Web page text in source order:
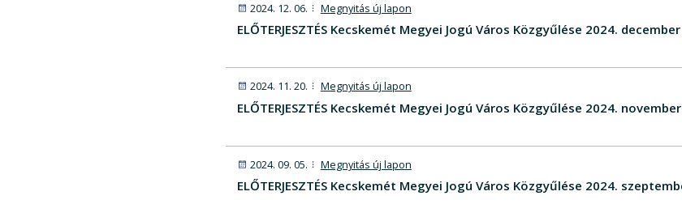
2024. 12. 06. Megnyitás új lapon
ELŐTERJESZTÉS Kecskemét Megyei Jogú Város Közgyűlése 2024.
2024. 11. 20. Megnyitás új lapon
ELŐTERJESZTÉS Kecskemét Megyei Jogú Város Közgyűlése 2024.
2024. 09. 05. Megnyitás új lapon
ELŐTERJESZTÉS Kecskemét Megyei Jogú Város Közgyűlése 2024.